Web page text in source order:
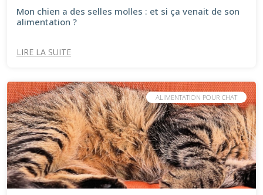
Mon chien a des selles molles : et si ça venait de son
alimentation ?
LIRE LA SUITE
ALIMENTATION POUR CHAT